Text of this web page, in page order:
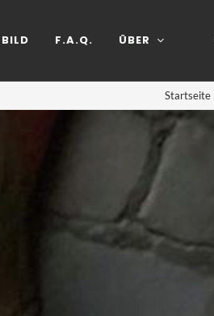
BILD F.A.Q. ÜBER
Startseite